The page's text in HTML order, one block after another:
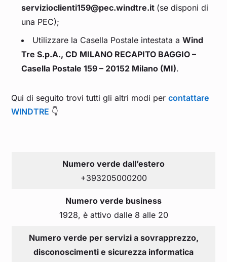
servizioclienti159@pec.windtre.it (se disponi di
una PEC);
Utilizzare la Casella Postale intestata aWind
Tre S.p.A., CD MILANO RECAPITO BAGGIO –
Casella Postale 159 – 20152 Milano (MI).
Qui di seguito trovi tutti gli altri modi percontattare
WINDTRE 👇
Numero verde dall’estero
+393205000200
Numero verde business
1928, è attivo dalle 8 alle 20
Numero verde per servizi a sovrapprezzo,
disconoscimenti e sicurezza informatica